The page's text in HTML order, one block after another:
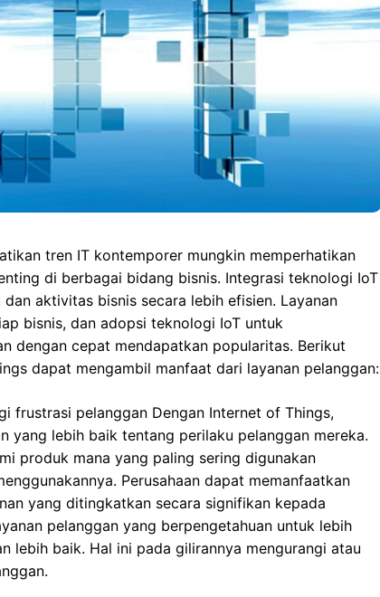
tren IT kontemporer mungkin memperhatikan
di berbagai bidang bisnis. Integrasi teknologi IoT
aktivitas bisnis secara lebih efisien. Layanan
bisnis, dan adopsi teknologi IoT untuk
dengan cepat mendapatkan popularitas. Berikut
dapat mengambil manfaat dari layanan pelanggan:
frustrasi pelanggan Dengan Internet of Things,
yang lebih baik tentang perilaku pelanggan mereka.
produk mana yang paling sering digunakan
Perusahaan dapat memanfaatkan
yang ditingkatkan secara signifikan kepada
pelanggan yang berpengetahuan untuk lebih
lebih baik. Hal ini pada gilirannya mengurangi atau